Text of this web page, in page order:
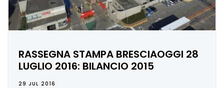
RASSEGNA STAMPA BRESCIAOGGI 28
LUGLIO 2016: BILANCIO 2015
29 JUL 2016